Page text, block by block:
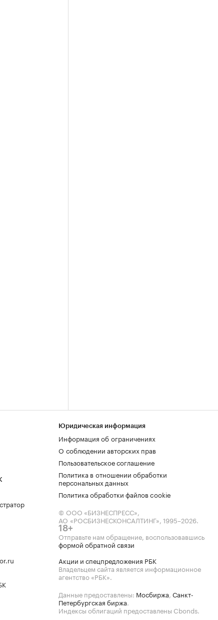
Юридическая информация
Информация об ограничениях
О соблюдении авторских прав
Пользовательское соглашение
Политика в отношении обработки
персональных данных
Политика обработки файлов cookie
© ООО «БИЗНЕСПРЕСС»,
АО «РОСБИЗНЕСКОНСАЛТИНГ», 1995–2026.
18+
Отправьте нам обращение, воспользовавшись
формой обратной связи
Акции и спецпредложения РБК
Владельцем сайта является информационное
агентство «РБК».
Данные предоставлены: Мосбиржа, Санкт-
Петербургская биржа.
Индексы облигаций предоставлены Cbonds.